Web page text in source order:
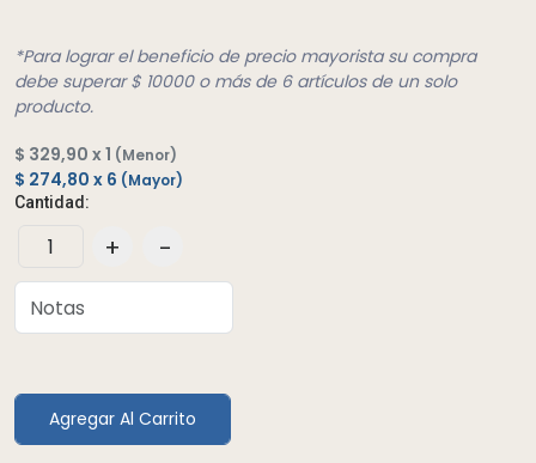
*Para lograr el beneficio de precio mayorista su compra
debe superar $ 10000 o más de 6 artículos de un solo
producto.
$ 329,90 x 1 (Menor)
$ 274,80 x 6 (Mayor)
Cantidad:
+ -
Agregar Al Carrito